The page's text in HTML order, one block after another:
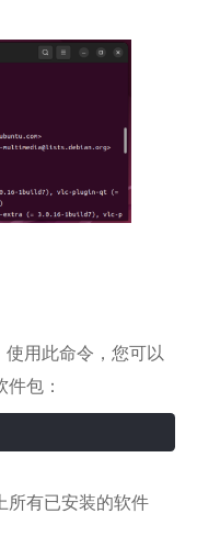
用此命令，您可以
包：
所有已安装的软件